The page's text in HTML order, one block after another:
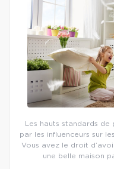
Les hauts standards
par les influenceurs sur
Vous avez le droit
une belle maison